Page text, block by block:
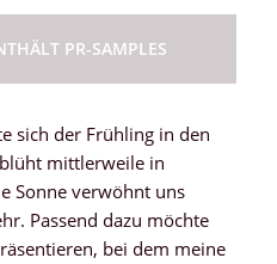
PR-SAMPLES
sich der Frühling in den
mittlerweile in
Sonne verwöhnt uns
Passend dazu möchte
bei dem meine